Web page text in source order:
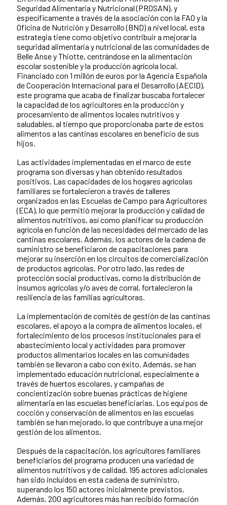
Seguridad Alimentaria y Nutricional (PROSAN), y
específicamente a través de la asociación con la FAO y la
Oficina de Nutrición y Desarrollo (BND) a nivel local, esta
estrategia tiene como objetivo contribuir a mejorar la
seguridad alimentaria y nutricional de las comunidades de
Belle Anse y Thiotte, centrándose en la alimentación
escolar sostenible y la producción agrícola local.
Financiado con 1 millón de euros por la Agencia Española
de Cooperación Internacional para el Desarrollo (AECID),
este programa que acaba de finalizar buscaba fortalecer
la capacidad de los agricultores en la producción y
procesamiento de alimentos locales nutritivos y
saludables, al tiempo que proporcionaba parte de estos
alimentos a las cantinas escolares en beneficio de sus
hijos.
Las actividades implementadas en el marco de este
programa son diversas y han obtenido resultados
positivos. Las capacidades de los hogares agrícolas
familiares se fortalecieron a través de talleres
organizados en las Escuelas de Campo para Agricultores
(ECA), lo que permitió mejorar la producción y calidad de
alimentos nutritivos, así como planificar su producción
agrícola en función de las necesidades del mercado de las
cantinas escolares. Además, los actores de la cadena de
suministro se beneficiaron de capacitaciones para
mejorar su inserción en los circuitos de comercialización
de productos agrícolas. Por otro lado, las redes de
protección social productivas, como la distribución de
insumos agrícolas y/o aves de corral, fortalecieron la
resiliencia de las familias agricultoras.
La implementación de comités de gestión de las cantinas
escolares, el apoyo a la compra de alimentos locales, el
fortalecimiento de los procesos institucionales para el
abastecimiento local y actividades para promover
productos alimentarios locales en las comunidades
también se llevaron a cabo con éxito. Además, se han
implementado educación nutricional, especialmente a
través de huertos escolares, y campañas de
concientización sobre buenas prácticas de higiene
alimentaria en las escuelas beneficiarias. Los equipos de
cocción y conservación de alimentos en las escuelas
también se han mejorado, lo que contribuye a una mejor
gestión de los alimentos.
Después de la capacitación, los agricultores familiares
beneficiarios del programa producen una variedad de
alimentos nutritivos y de calidad. 195 actores adicionales
han sido incluidos en esta cadena de suministro,
superando los 150 actores inicialmente previstos.
Además, 200 agricultores más han recibido formación